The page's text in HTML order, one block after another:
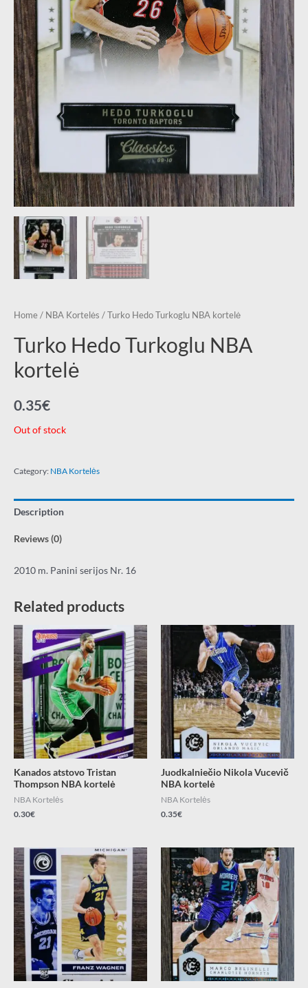
Home / NBA Kortelės / Turko Hedo Turkoglu NBA kortelė
Turko Hedo Turkoglu NBA
kortelė
0.35€
Out of stock
Category: NBA Kortelės
Description
Reviews (0)
2010 m. Panini serijos Nr. 16
Related products
Kanados atstovo Tristan
Thompson NBA kortelė
NBA Kortelės
0.30€
Juodkalniečio Nikola Vucevič
NBA kortelė
NBA Kortelės
0.35€